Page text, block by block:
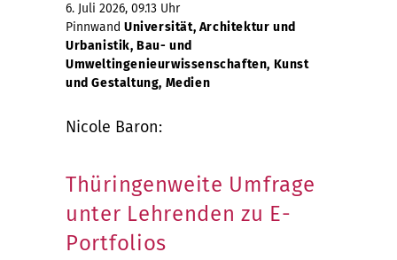
6. Juli 2026, 09.13 Uhr
Pinnwand Universität, Architektur und
Urbanistik, Bau- und
Umweltingenieurwissenschaften, Kunst
und Gestaltung, Medien
Nicole Baron:
Thüringenweite Umfrage
unter Lehrenden zu E-
Portfolios